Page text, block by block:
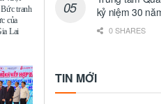
tranh
của
Lai
kỷ niệm 30
0 SHARES
TIN MỚI